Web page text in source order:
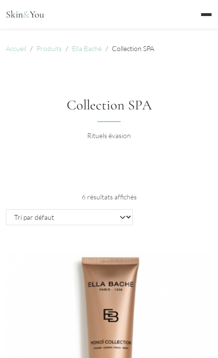
Skin&You
Accueil Produits Ella Baché Collection SPA
Collection SPA
Rituels évasion
6 résultats affichés